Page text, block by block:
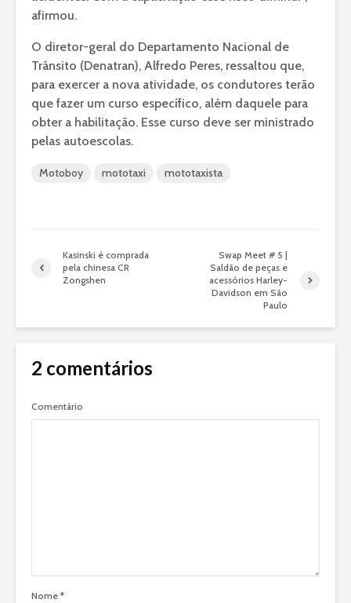
afirmou.
O diretor-geral do Departamento Nacional de
Trânsito (Denatran), Alfredo Peres, ressaltou que,
para exercer a nova atividade, os condutores terão
que fazer um curso específico, além daquele para
obter a habilitação. Esse curso deve ser ministrado
pelas autoescolas.
Motoboy mototaxi mototaxista
Kasinski é comprada
pela chinesa CR
Zongshen
Swap Meet # 5 |
Saldão de peças e
acessórios Harley-
Davidson em São
Paulo
2 comentários
Comentário
Nome *